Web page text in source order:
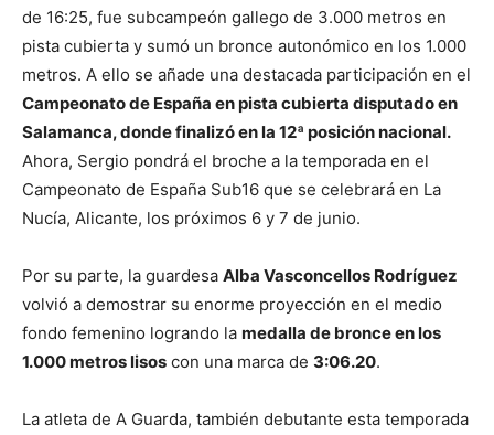
de 16:25, fue subcampeón gallego de 3.000 metros en
pista cubierta y sumó un bronce autonómico en los 1.000
metros. A ello se añade una destacada participación en el
Campeonato de España en pista cubierta disputado en
Salamanca, donde finalizó en la 12ª posición nacional.
Ahora, Sergio pondrá el broche a la temporada en el
Campeonato de España Sub16 que se celebrará en La
Nucía, Alicante, los próximos 6 y 7 de junio.
Por su parte, la guardesa Alba Vasconcellos Rodríguez
volvió a demostrar su enorme proyección en el medio
fondo femenino logrando la medalla de bronce en los
1.000 metros lisos con una marca de 3:06.20.
La atleta de A Guarda, también debutante esta temporada